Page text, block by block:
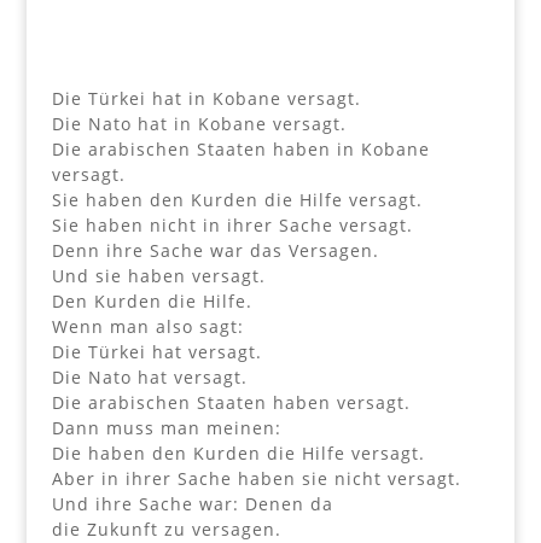
Die Türkei hat in Kobane versagt.
Die Nato hat in Kobane versagt.
Die arabischen Staaten haben in Kobane
versagt.
Sie haben den Kurden die Hilfe versagt.
Sie haben nicht in ihrer Sache versagt.
Denn ihre Sache war das Versagen.
Und sie haben versagt.
Den Kurden die Hilfe.
Wenn man also sagt:
Die Türkei hat versagt.
Die Nato hat versagt.
Die arabischen Staaten haben versagt.
Dann muss man meinen:
Die haben den Kurden die Hilfe versagt.
Aber in ihrer Sache haben sie nicht versagt.
Und ihre Sache war: Denen da
die Zukunft zu versagen.